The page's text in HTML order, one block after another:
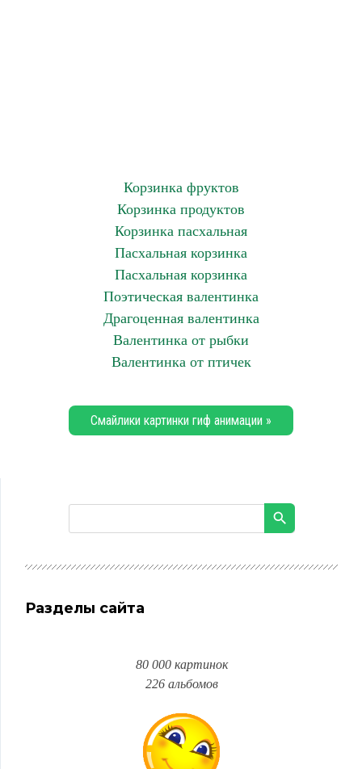
Корзинка фруктов
Корзинка продуктов
Корзинка пасхальная
Пасхальная корзинка
Пасхальная корзинка
Поэтическая валентинка
Драгоценная валентинка
Валентинка от рыбки
Валентинка от птичек
Смайлики картинки гиф анимации »
Разделы сайта
80 000 картинок
226 альбомов